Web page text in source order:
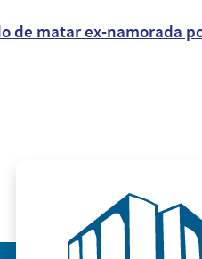
de matar ex-namorada